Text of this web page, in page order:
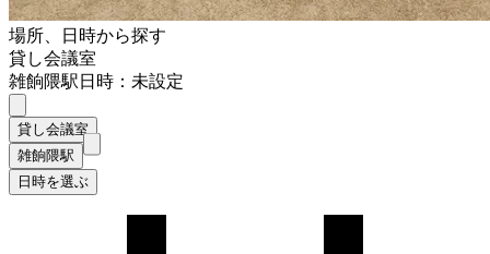
場所、日時から探す
貸し会議室
雑餉隈駅日時：未設定
貸し会議室
雑餉隈駅
日時を選ぶ